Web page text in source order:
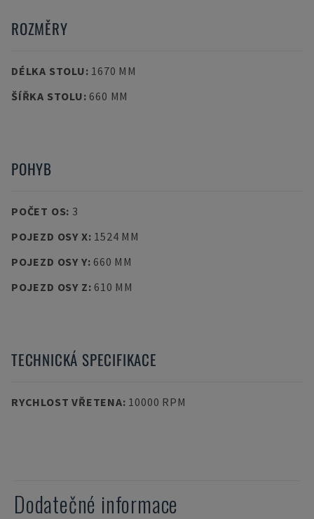
ROZMĚRY
DÉLKA STOLU: 1670 MM
ŠÍŘKA STOLU: 660 MM
POHYB
POČET OS: 3
POJEZD OSY X: 1524 MM
POJEZD OSY Y: 660 MM
POJEZD OSY Z: 610 MM
TECHNICKÁ SPECIFIKACE
RYCHLOST VŘETENA: 10000 RPM
Dodatečné informace